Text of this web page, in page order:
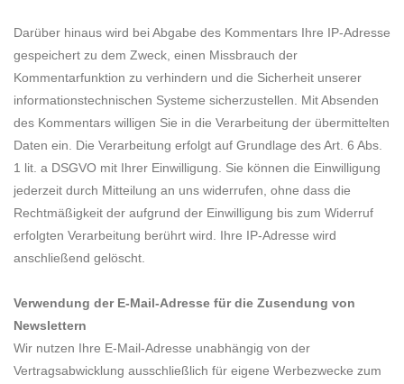
Darüber hinaus wird bei Abgabe des Kommentars Ihre IP-Adresse
gespeichert zu dem Zweck, einen Missbrauch der
Kommentarfunktion zu verhindern und die Sicherheit unserer
informationstechnischen Systeme sicherzustellen. Mit Absenden
des Kommentars willigen Sie in die Verarbeitung der übermittelten
Daten ein. Die Verarbeitung erfolgt auf Grundlage des Art. 6 Abs.
1 lit. a DSGVO mit Ihrer Einwilligung. Sie können die Einwilligung
jederzeit durch Mitteilung an uns widerrufen, ohne dass die
Rechtmäßigkeit der aufgrund der Einwilligung bis zum Widerruf
erfolgten Verarbeitung berührt wird. Ihre IP-Adresse wird
anschließend gelöscht.
Verwendung der E-Mail-Adresse für die Zusendung von
Newslettern
Wir nutzen Ihre E-Mail-Adresse unabhängig von der
Vertragsabwicklung ausschließlich für eigene Werbezwecke zum